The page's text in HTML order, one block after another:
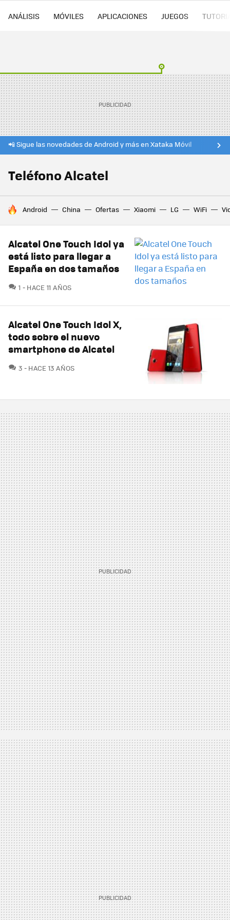
ANÁLISIS MÓVILES APLICACIONES JUEGOS
📲 Sigue las novedades de Android y más en Xataka Móvil
Teléfono Alcatel
HOY SE HABLA DE
Android China Ofertas Xiaomi LG WiFi
Alcatel One Touch Idol ya
está listo para llegar a
España en dos tamaños
1 COMENTARIOS
HACE 11 AÑOS
Alcatel One Touch Idol X,
todo sobre el nuevo
smartphone de Alcatel
3 COMENTARIOS
HACE 13 AÑOS